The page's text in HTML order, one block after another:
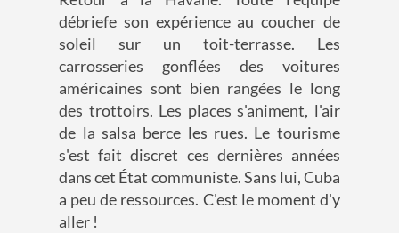
débriefe son expérience au coucher de
soleil sur un toit-terrasse. Les
carrosseries gonflées des voitures
américaines sont bien rangées le long
des trottoirs. Les places s'animent, l'air
de la salsa berce les rues. Le tourisme
s'est fait discret ces dernières années
dans cet État communiste. Sans lui, Cuba
a peu de ressources. C'est le moment d'y
aller !